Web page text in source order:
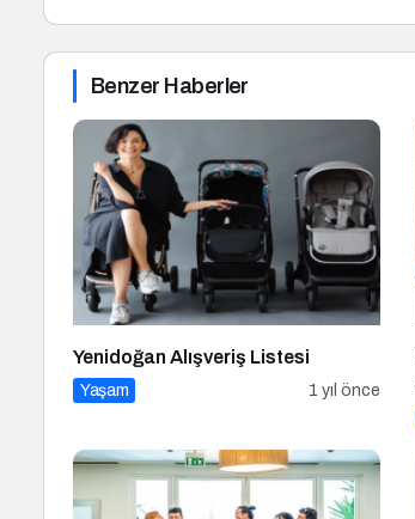
Benzer Haberler
Yenidoğan Alışveriş Listesi
Yaşam 1 yıl önce